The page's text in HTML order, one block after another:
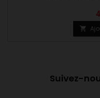

Suivez-